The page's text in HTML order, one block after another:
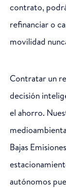
contrato,
refinanciar o
movilidad
Contratar un
decisión
el ahorro.
Bajas
autónomos